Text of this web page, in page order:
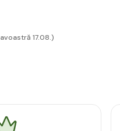
17.08.)